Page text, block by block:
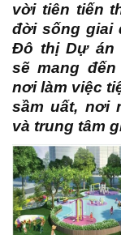
vời tiên tiến
đời sống giai
Đô thị Dự án
sẽ mang
nơi làm việc
sầm uất, nơi
và trung tâm